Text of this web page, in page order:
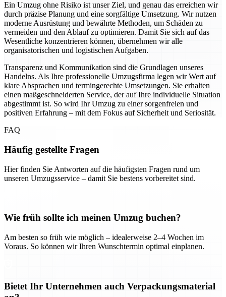
Ein Umzug ohne Risiko ist unser Ziel, und genau das erreichen wir
durch präzise Planung und eine sorgfältige Umsetzung. Wir nutzen
moderne Ausrüstung und bewährte Methoden, um Schäden zu
vermeiden und den Ablauf zu optimieren. Damit Sie sich auf das
Wesentliche konzentrieren können, übernehmen wir alle
organisatorischen und logistischen Aufgaben.
Transparenz und Kommunikation sind die Grundlagen unseres
Handelns. Als Ihre professionelle Umzugsfirma legen wir Wert auf
klare Absprachen und termingerechte Umsetzungen. Sie erhalten
einen maßgeschneiderten Service, der auf Ihre individuelle Situation
abgestimmt ist. So wird Ihr Umzug zu einer sorgenfreien und
positiven Erfahrung – mit dem Fokus auf Sicherheit und Seriosität.
FAQ
Häufig gestellte Fragen
Hier finden Sie Antworten auf die häufigsten Fragen rund um
unseren Umzugsservice – damit Sie bestens vorbereitet sind.
Wie früh sollte ich meinen Umzug buchen?
Am besten so früh wie möglich – idealerweise 2–4 Wochen im
Voraus. So können wir Ihren Wunschtermin optimal einplanen.
Bietet Ihr Unternehmen auch Verpackungsmaterial